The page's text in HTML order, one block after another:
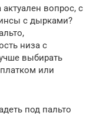
вопрос, с
с дырками?
низа с
выбирать
или
под пальто